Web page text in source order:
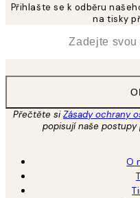
Přihlašte se k odběru
na tisky
Přečtěte siZásady ochrany
popisují naše postupy
O